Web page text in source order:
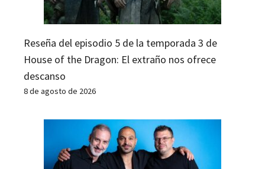
Reseña del episodio 5 de la temporada 3 de
House of the Dragon: El extraño nos ofrece
descanso
8 de agosto de 2026